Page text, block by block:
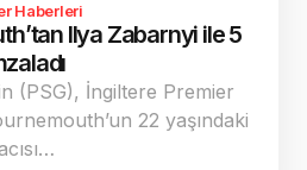
Haberleri
Ilya Zabarnyi ile 5
(PSG), İngiltere Premier
22 yaşındaki